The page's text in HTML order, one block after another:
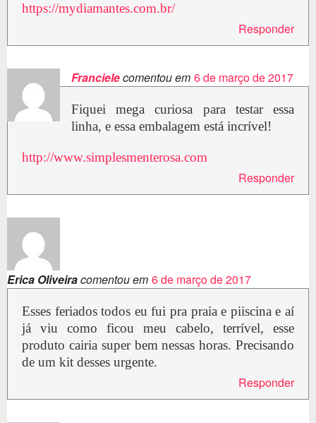
https://mydiamantes.com.br/
Responder
Francielecomentou em 6 de março de 2017
Fiquei mega curiosa para testar essa
linha, e essa embalagem está incrível!
http://www.simplesmenterosa.com
Responder
Erica Oliveiracomentou em 6 de março de 2017
Esses feriados todos eu fui pra praia e piiscina e aí
já viu como ficou meu cabelo, terrível, esse
produto cairia super bem nessas horas. Precisando
de um kit desses urgente.
Responder